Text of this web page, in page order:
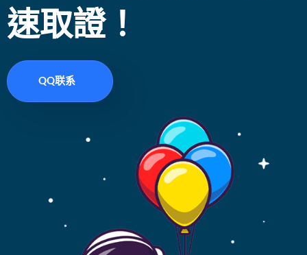
速取證！
QQ联系